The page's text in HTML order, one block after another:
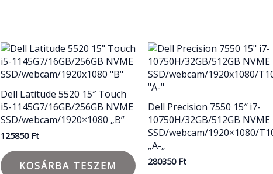
Dell Latitude 5520 15″ Touch
i5-1145G7/16GB/256GB NVME
SSD/webcam/1920×1080 „B”
125850 Ft
KOSÁRBA TESZEM
Dell Precision 7550 15″ i7-
10750H/32GB/512GB NVME
SSD/webcam/1920×1080/
„A-„
280350 Ft